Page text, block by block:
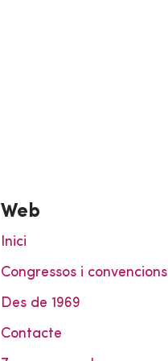
Web
Inici
Congressos i convencions
Des de 1969
Contacte